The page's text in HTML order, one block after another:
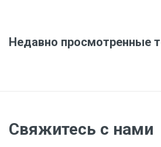
Вентиляционные отверстия
Да
Недавно просмотренные
Свяжитесь с нами